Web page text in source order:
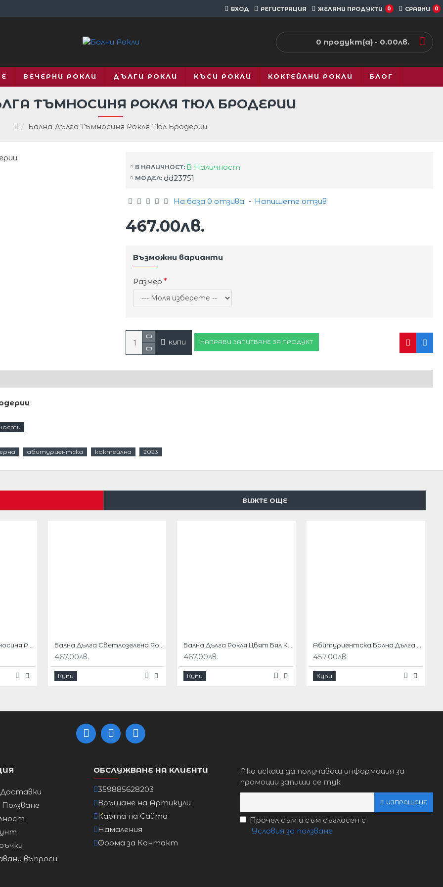
ВХОД РЕГИСТРАЦИЯ ЖЕЛАНИ ПРОДУКТИ 0 СРАВНИ 0
0 продукт(а) - 0.00лв.
ВЕЧЕРНИ РОКЛИ ДЪЛГИ РОКЛИ КЪСИ РОКЛИ КОКТЕЙЛНИ РОКЛИ БЛОГ
Бална Дълга Тъмносиня Рокля Тюл Бродерии
ТЪМНОСИНЯ РОКЛЯ ТЮЛ БРОДЕРИИ
В НАЛИЧНОСТ: В Наличност
МОДЕЛ: dd23751
На база 0 отзива. - Напишете отзив
467.00лв.
Възможни варианти
Размер
КУПИ НАПРАВИ ЗАПИТВАНЕ ЗА ПРОДУКТ
абитуриентска коктейлна 2023
ВИЖТЕ ОЩЕ
467.00лв.
Купи
467.00лв.
Купи
457.00лв.
Купи
Ползване
въпроси
ОБСЛУЖВАНЕ НА КЛИЕНТИ
359885628203
Връщане на Артикули
Карта на Сайта
Намаления
Форма за Контакт
Ако искаш да получаваш информация за
промоции запиши се тук
ИЗПРАЩАНЕ
Прочел съм и съм съгласен с
Условия за ползване